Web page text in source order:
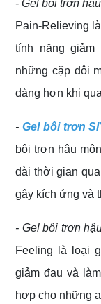
- Gel bôi trơn
Pain-Relieving
tính năng
những cặp đôi
dàng hơn khi
- Gel bôi trơn
bôi trơn hậu
dài thời gian
gây kích ứng và
- Gel bôi trơn
Feeling là loại
giảm đau và
hợp cho những